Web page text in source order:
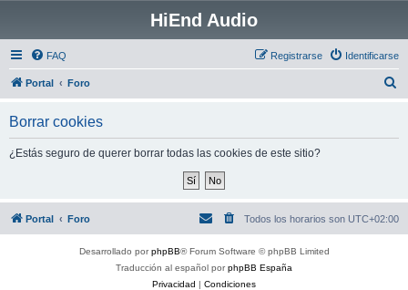
HiEnd Audio
FAQ Identificarse
Registrarse
Portal Foro
Borrar cookies
¿Estás seguro de querer borrar todas las cookies de este sitio?
Portal Foro Todos los horarios son UTC+02:00
Desarrollado porphpBB® Forum Software © phpBB Limited
Traducción al español porphpBB España
Privacidad | Condiciones